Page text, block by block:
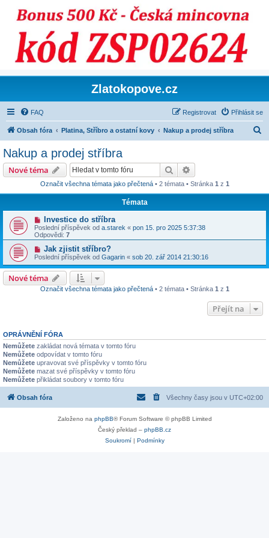
Zlatokopove.cz
FAQ Přihlásit se
Registrovat
Obsah fóra Platina, Stříbro a ostatní kovy Nakup a prodej stříbra
Nakup a prodej stříbra
Nové téma Hledat
Označit všechna témata jako přečtená• 2 témata • Stránka 1 z 1
Témata
Investice do stříbra
Poslední příspěvek od a.starek « pon 15. pro 2025 5:37:38
Odpovědi: 7
Jak zjistit stříbro?
Poslední příspěvek od Gagarin « sob 20. zář 2014 21:30:16
Nové téma
Označit všechna témata jako přečtená• 2 témata • Stránka 1 z 1
Přejít na
OPRÁVNĚNÍ FÓRA
Nemůžete zakládat nová témata v tomto fóru
Nemůžete odpovídat v tomto fóru
Nemůžete upravovat své příspěvky v tomto fóru
Nemůžete mazat své příspěvky v tomto fóru
Nemůžete přikládat soubory v tomto fóru
Obsah fóra Všechny časy jsou v UTC+02:00
Založeno na phpBB® Forum Software © phpBB Limited
Český překlad – phpBB.cz
Soukromí
Podmínky